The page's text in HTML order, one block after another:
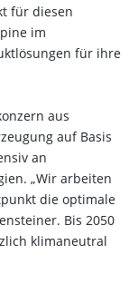
für diesen
im
für ihre
aus
auf Basis
an
„Wir arbeiten
die optimale
Bis 2050
klimaneutral